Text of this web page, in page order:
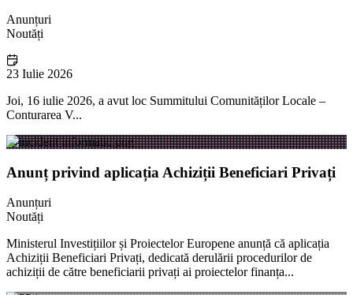
Anunțuri
Noutăți
23 Iulie 2026
Joi, 16 iulie 2026, a avut loc Summitului Comunităților Locale –
Conturarea V...
Anunț privind aplicația Achiziții Beneficiari Privați
Anunțuri
Noutăți
Ministerul Investițiilor și Proiectelor Europene anunță că aplicația
Achiziții Beneficiari Privați, dedicată derulării procedurilor de
achiziții de către beneficiarii privați ai proiectelor finanța...